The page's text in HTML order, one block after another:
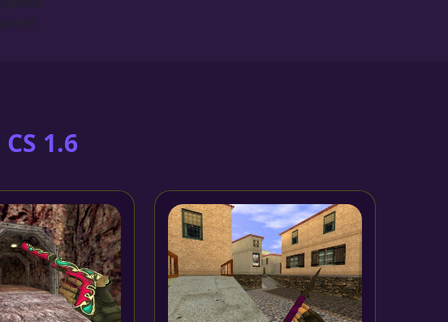
CS 1.6